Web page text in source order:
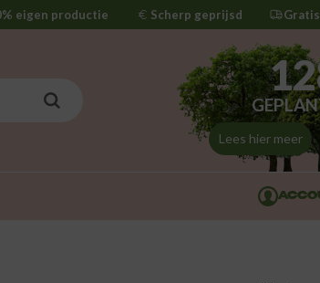
eigen productie Scherp geprijsd
Lees hier meer